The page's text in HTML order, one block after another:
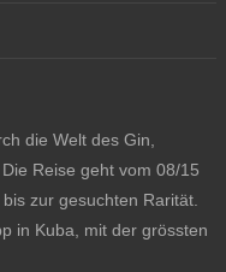
die Welt des Gin,
Reise geht vom 08/15
zur gesuchten Rarität.
in Kuba, mit der grössten